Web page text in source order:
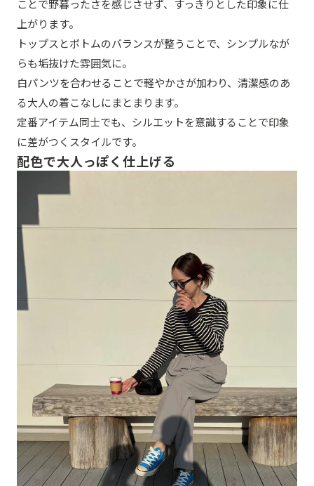
ことで野暮ったさを感じさせず、すっきりとした印象に仕
上がります。
トップスとボトムのバランスが整うことで、シンプルなが
らも垢抜けた雰囲気に。
白パンツを合わせることで軽やかさが加わり、清潔感のあ
る大人の着こなしにまとまります。
定番アイテム同士でも、シルエットを意識することで印象
に差がつくスタイルです。
配色で大人っぽく仕上げる